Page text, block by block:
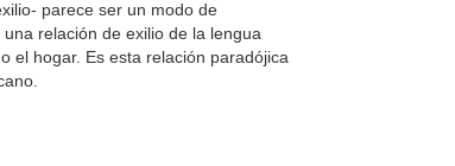
parece ser un modo de
relación de exilio de la lengua
el hogar. Es esta relación paradójica